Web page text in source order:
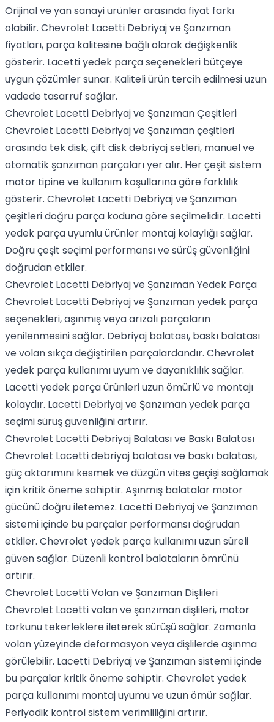
Orijinal ve yan sanayi ürünler arasında fiyat farkı
olabilir. Chevrolet Lacetti Debriyaj ve Şanzıman
fiyatları, parça kalitesine bağlı olarak değişkenlik
gösterir. Lacetti yedek parça seçenekleri bütçeye
uygun çözümler sunar. Kaliteli ürün tercih edilmesi uzun
vadede tasarruf sağlar.
Chevrolet Lacetti Debriyaj ve Şanzıman Çeşitleri
Chevrolet Lacetti Debriyaj ve Şanzıman çeşitleri
arasında tek disk, çift disk debriyaj setleri, manuel ve
otomatik şanzıman parçaları yer alır. Her çeşit sistem
motor tipine ve kullanım koşullarına göre farklılık
gösterir. Chevrolet Lacetti Debriyaj ve Şanzıman
çeşitleri doğru parça koduna göre seçilmelidir. Lacetti
yedek parça uyumlu ürünler montaj kolaylığı sağlar.
Doğru çeşit seçimi performansı ve sürüş güvenliğini
doğrudan etkiler.
Chevrolet Lacetti Debriyaj ve Şanzıman Yedek Parça
Chevrolet Lacetti Debriyaj ve Şanzıman yedek parça
seçenekleri, aşınmış veya arızalı parçaların
yenilenmesini sağlar. Debriyaj balatası, baskı balatası
ve volan sıkça değiştirilen parçalardandır. Chevrolet
yedek parça kullanımı uyum ve dayanıklılık sağlar.
Lacetti yedek parça ürünleri uzun ömürlü ve montajı
kolaydır. Lacetti Debriyaj ve Şanzıman yedek parça
seçimi sürüş güvenliğini artırır.
Chevrolet Lacetti Debriyaj Balatası ve Baskı Balatası
Chevrolet Lacetti debriyaj balatası ve baskı balatası,
güç aktarımını kesmek ve düzgün vites geçişi sağlamak
için kritik öneme sahiptir. Aşınmış balatalar motor
gücünü doğru iletemez. Lacetti Debriyaj ve Şanzıman
sistemi içinde bu parçalar performansı doğrudan
etkiler. Chevrolet yedek parça kullanımı uzun süreli
güven sağlar. Düzenli kontrol balataların ömrünü
artırır.
Chevrolet Lacetti Volan ve Şanzıman Dişlileri
Chevrolet Lacetti volan ve şanzıman dişlileri, motor
torkunu tekerleklere ileterek sürüşü sağlar. Zamanla
volan yüzeyinde deformasyon veya dişlilerde aşınma
görülebilir. Lacetti Debriyaj ve Şanzıman sistemi içinde
bu parçalar kritik öneme sahiptir. Chevrolet yedek
parça kullanımı montaj uyumu ve uzun ömür sağlar.
Periyodik kontrol sistem verimliliğini artırır.